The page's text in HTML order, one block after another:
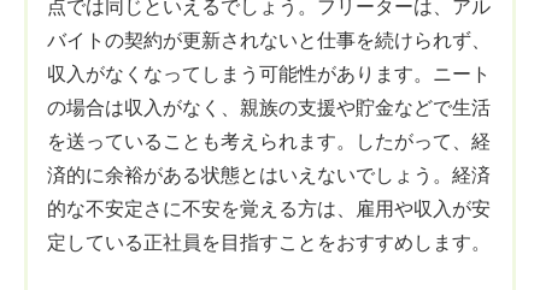
点では同じといえるでしょう。フリーターは、アル
バイトの契約が更新されないと仕事を続けられず、
収入がなくなってしまう可能性があります。ニート
の場合は収入がなく、親族の支援や貯金などで生活
を送っていることも考えられます。したがって、経
済的に余裕がある状態とはいえないでしょう。経済
的な不安定さに不安を覚える方は、雇用や収入が安
定している正社員を目指すことをおすすめします。